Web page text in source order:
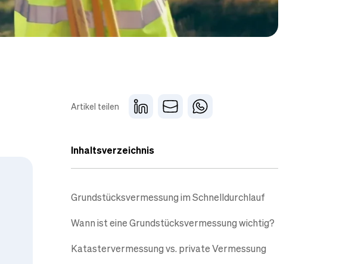
Artikel teilen
Inhaltsverzeichnis
Grundstücksvermessung im Schnelldurchlauf
Wann ist eine Grundstücks­vermessung wichtig?
Katastervermessung vs. private Vermessung